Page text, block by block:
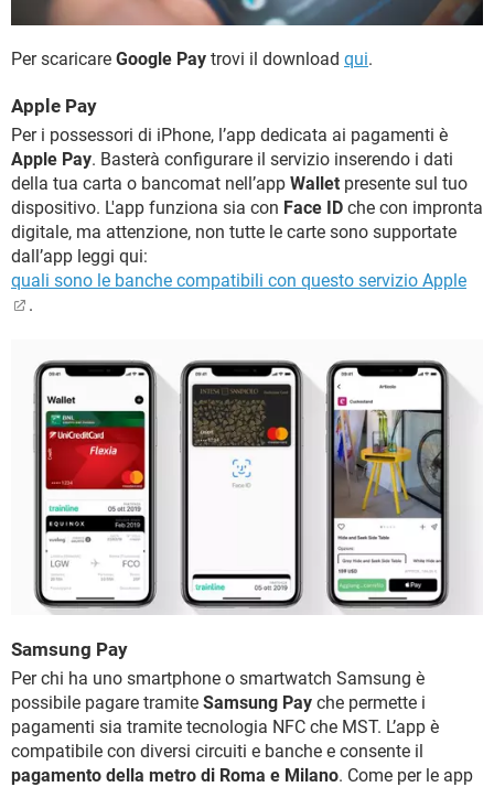
Per scaricare Google Pay trovi il download qui.
Apple Pay
Per i possessori di iPhone, l’app dedicata ai pagamenti è
Apple Pay. Basterà configurare il servizio inserendo i dati
della tua carta o bancomat nell’app Wallet presente sul tuo
dispositivo. L'app funziona sia con Face ID che con impronta
digitale, ma attenzione, non tutte le carte sono supportate
dall’app leggi qui:
quali sono le banche compatibili con questo servizio Apple
.
Samsung Pay
Per chi ha uno smartphone o smartwatch Samsung è
possibile pagare tramite Samsung Pay che permette i
pagamenti sia tramite tecnologia NFC che MST. L’app è
compatibile con diversi circuiti e banche e consente il
pagamento della metro di Roma e Milano. Come per le app